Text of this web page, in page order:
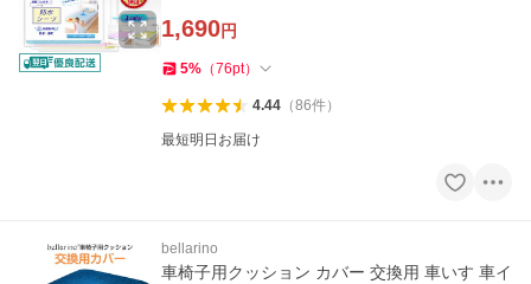
1,690円
5% （76pt）
4.44（86件）
最短明日お届け
bellarino
車椅子用クッション カバー 交換用 車いす 車イ